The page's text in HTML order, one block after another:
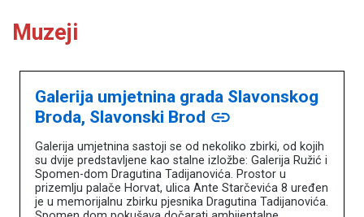
Muzeji
Galerija umjetnina grada Slavonskog
Broda, Slavonski Brod link
Galerija umjetnina sastoji se od nekoliko zbirki, od kojih
su dvije predstavljene kao stalne izložbe: Galerija Ružić i
Spomen-dom Dragutina Tadijanovića. Prostor u
prizemlju palače Horvat, ulica Ante Starčevića 8 uređen
je u memorijalnu zbirku pjesnika Dragutina Tadijanovića.